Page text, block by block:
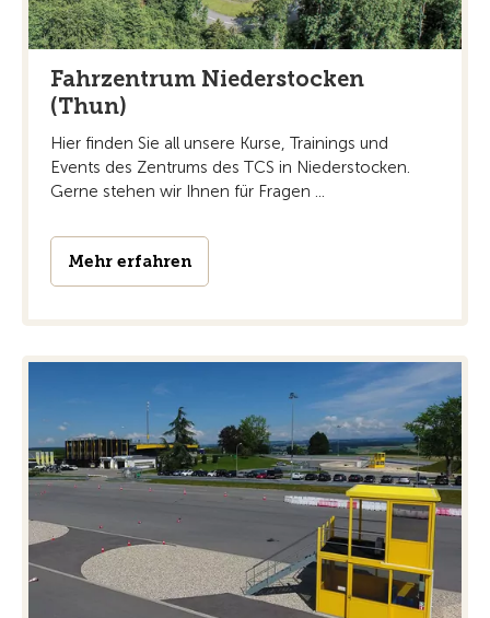
Fahrzentrum Niederstocken
(Thun)
Hier finden Sie all unsere Kurse, Trainings und
Events des Zentrums des TCS in Niederstocken.
Gerne stehen wir Ihnen für Fragen ...
Mehr erfahren